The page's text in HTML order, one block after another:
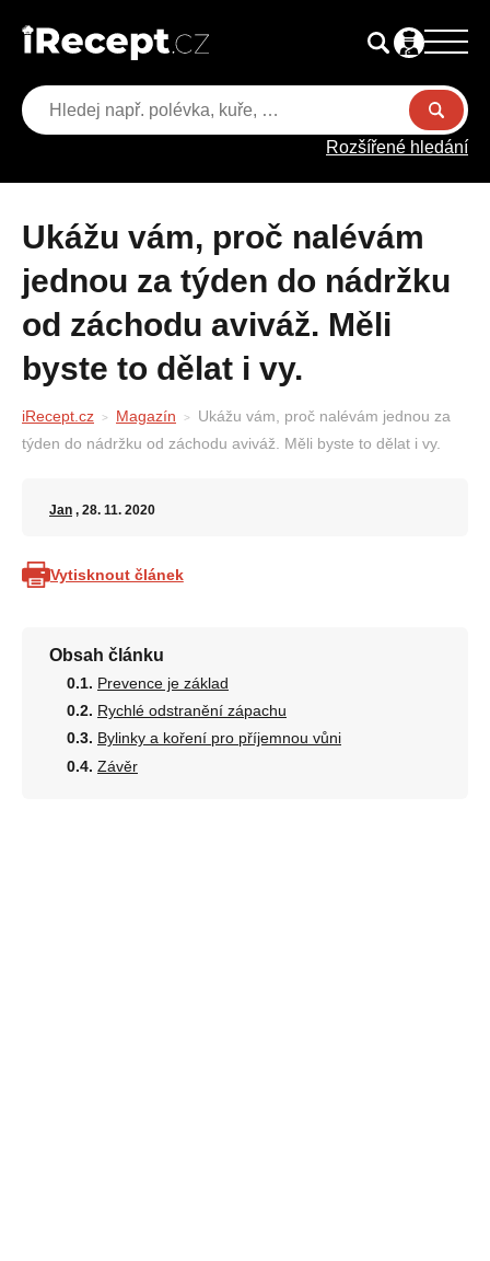
Rozšířené hledání
Ukážu vám, proč nalévám
jednou za týden do nádržku
od záchodu aviváž. Měli
byste to dělat i vy.
iRecept.cz Magazín
Ukážu vám, proč nalévám jednou za
týden do nádržku od záchodu aviváž. Měli byste to dělat i vy.
Jan , 28. 11. 2020
Vytisknout článek
Obsah článku
Prevence je základ
Rychlé odstranění zápachu
Bylinky a koření pro příjemnou vůni
Závěr